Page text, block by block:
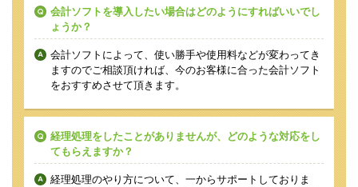
会計ソフトを導入したい場合はどのようにすればいいでし
ょうか？
会計ソフトによって、使い勝手や使用料などが変わってき
ますのでご相談頂ければ、今のお客様に合った会計ソフト
をおすすめさせて頂きます。
経理処理をしたことがありませんが、どのような対応をし
てもらえますか？
経理処理のやり方について、一からサポートしておりま